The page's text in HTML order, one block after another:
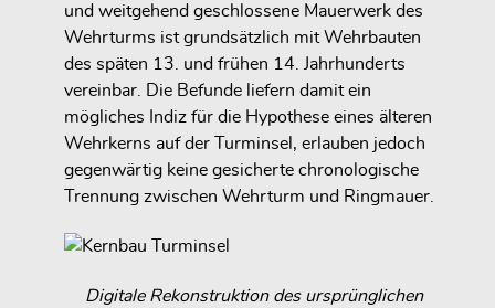
und weitgehend geschlossene Mauerwerk des
Wehrturms ist grundsätzlich mit Wehrbauten
des späten 13. und frühen 14. Jahrhunderts
vereinbar. Die Befunde liefern damit ein
mögliches Indiz für die Hypothese eines älteren
Wehrkerns auf der Turminsel, erlauben jedoch
gegenwärtig keine gesicherte chronologische
Trennung zwischen Wehrturm und Ringmauer.
Digitale Rekonstruktion des ursprünglichen